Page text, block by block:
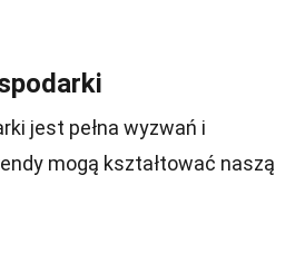
jest pełna wyzwań i
mogą kształtować naszą